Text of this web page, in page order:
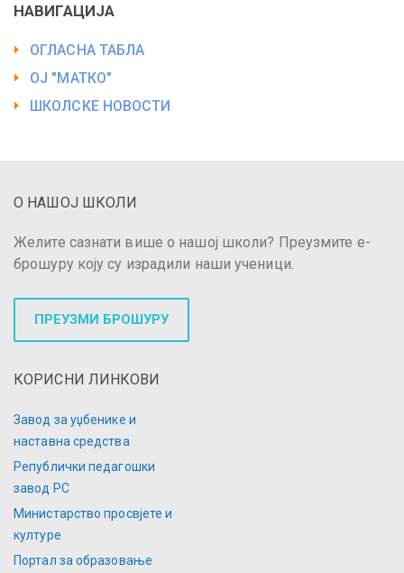
НАВИГАЦИЈА
ОГЛАСНА ТАБЛА
ОЈ "МАТКО"
ШКОЛСКЕ НОВОСТИ
О НАШОЈ ШКОЛИ
Желите сазнати више о нашој школи? Преузмите е-
брошуру коју су израдили наши ученици.
ПРЕУЗМИ БРОШУРУ
КОРИСНИ ЛИНКОВИ
Завод за уџбенике и
наставна средства
Републички педагошки
завод РС
Министарство просвјете и
културе
Портал за образовање